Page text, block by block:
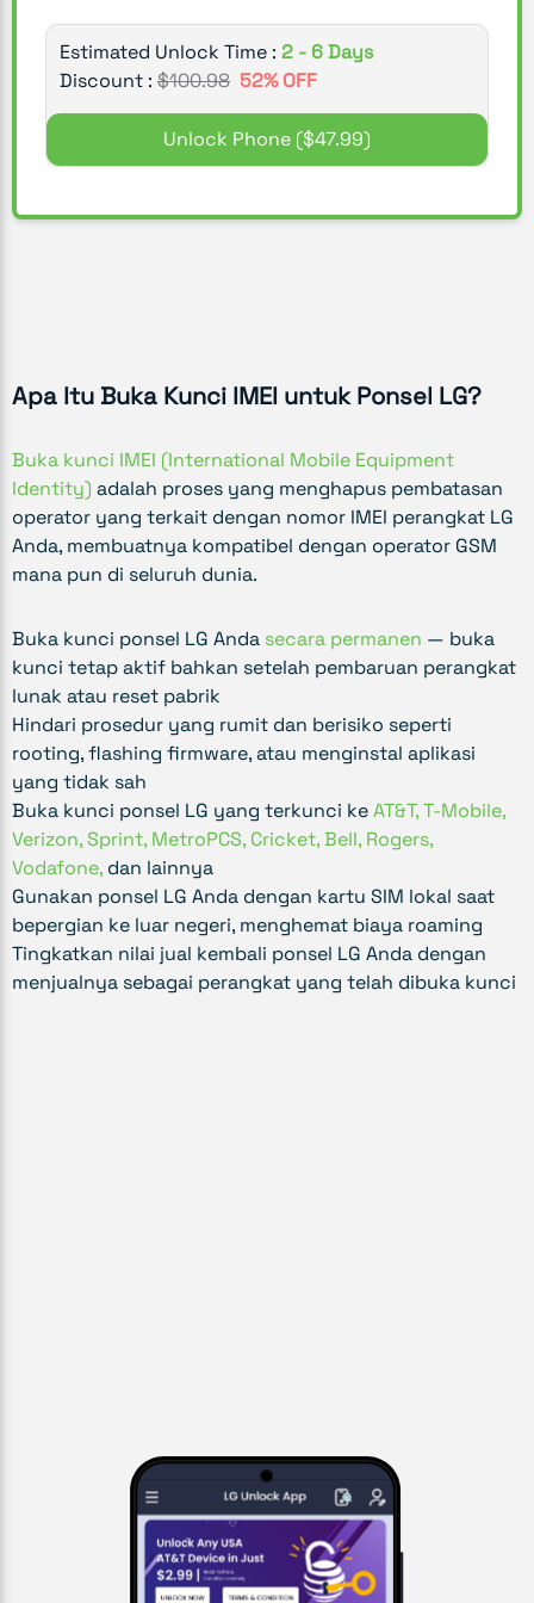
Estimated Unlock Time : 2 - 6 Days
Discount : $100.98 52% OFF
Unlock Phone ($47.99)
Apa Itu Buka Kunci IMEI untuk Ponsel LG?
Buka kunci IMEI (International Mobile Equipment
Identity) adalah proses yang menghapus pembatasan
operator yang terkait dengan nomor IMEI perangkat LG
Anda, membuatnya kompatibel dengan operator GSM
mana pun di seluruh dunia.
Buka kunci ponsel LG Anda secara permanen — buka
kunci tetap aktif bahkan setelah pembaruan perangkat
lunak atau reset pabrik
Hindari prosedur yang rumit dan berisiko seperti
rooting, flashing firmware, atau menginstal aplikasi
yang tidak sah
Buka kunci ponsel LG yang terkunci keAT&T, T-Mobile,
Verizon, Sprint, MetroPCS, Cricket, Bell, Rogers,
Vodafone, dan lainnya
Gunakan ponsel LG Anda dengan kartu SIM lokal saat
bepergian ke luar negeri, menghemat biaya roaming
Tingkatkan nilai jual kembali ponsel LG Anda dengan
menjualnya sebagai perangkat yang telah dibuka kunci